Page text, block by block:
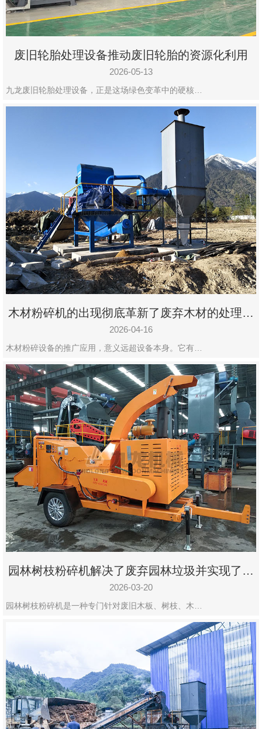
废旧轮胎处理设备推动废旧轮胎的资源化利用
2026-05-13
九龙废旧轮胎处理设备，正是这场绿色变革中的硬核…
木材粉碎机的出现彻底革新了废弃木材的处理模
式
2026-04-16
木材粉碎设备的推广应用，意义远超设备本身。它有…
园林树枝粉碎机解决了废弃园林垃圾并实现了再
利用
2026-03-20
园林树枝粉碎机是一种专门针对废旧木板、树枝、木…